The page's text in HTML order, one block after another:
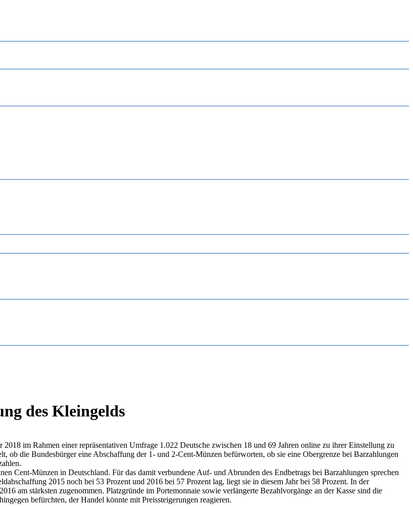
des Kleingelds
2018 im Rahmen einer repräsentativen Umfrage 1.022 Deutsche zwischen 18 und 69 Jahren online zu ihrer Einstellung zu
ob die Bundesbürger eine Abschaffung der 1- und 2-Cent-Münzen befürworten, ob sie eine Obergrenze bei Barzahlungen
Cent-Münzen in Deutschland. Für das damit verbundene Auf- und Abrunden des Endbetrags bei Barzahlungen sprechen
2015 noch bei 53 Prozent und 2016 bei 57 Prozent lag, liegt sie in diesem Jahr bei 58 Prozent. In der
am stärksten zugenommen. Platzgründe im Portemonnaie sowie verlängerte Bezahlvorgänge an der Kasse sind die
befürchten, der Handel könnte mit Preissteigerungen reagieren.